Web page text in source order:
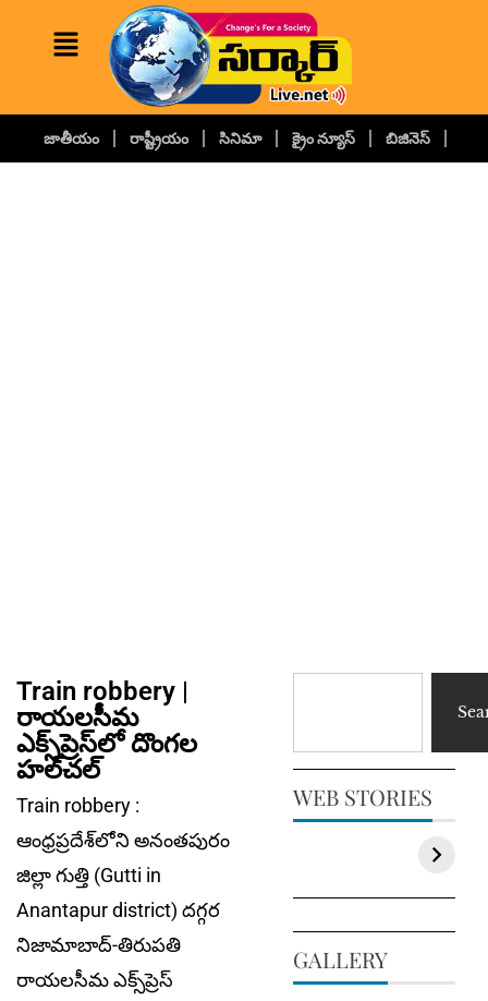
జాతీయం రాష్ట్రీయం సినిమా క్రైం న్యూస్ బిజినెస్
Train robbery |
రాయ‌ల‌సీమ
ఎక్స్‌ప్రెస్‌లో దొంగ‌ల
హ‌ల్‌చ‌ల్‌
Train robbery :
ఆంధ్రప్రదేశ్‌లోని అనంతపురం
జిల్లా గుత్తి (Gutti in
Anantapur district) దగ్గర
నిజామాబాద్‌-తిరుపతి
రాయలసీమ ఎక్స్‌ప్రెస్
WEB STORIES
GALLERY